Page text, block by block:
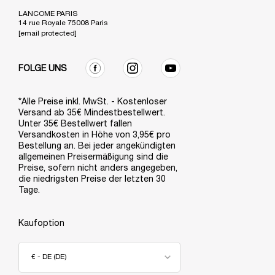
LANCOME PARIS
14 rue Royale 75008 Paris
[email protected]
FOLGE UNS
*Alle Preise inkl. MwSt. - Kostenloser
Versand ab 35€ Mindestbestellwert.
Unter 35€ Bestellwert fallen
Versandkosten in Höhe von 3,95€ pro
Bestellung an. Bei jeder angekündigten
allgemeinen Preisermäßigung sind die
Preise, sofern nicht anders angegeben,
die niedrigsten Preise der letzten 30
Tage.
Kaufoption
€ - DE (DE)